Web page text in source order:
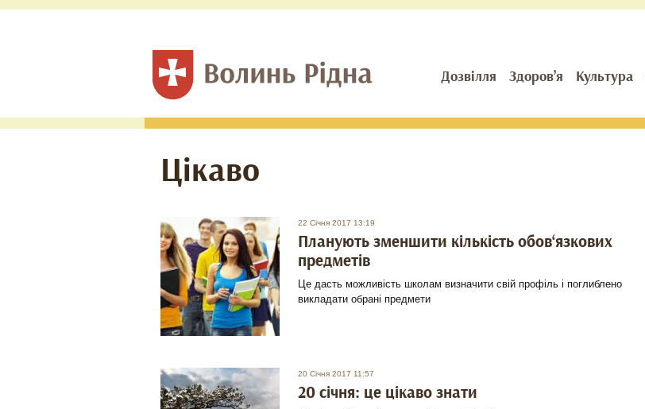
Дозвілля Здоров’я Культура
Цікаво
22 Січня 2017 13:19
Планують зменшити кількість обов‘язкових
предметів
Це дасть можливість школам визначити свій профіль і поглиблено
викладати обрані предмети
20 Січня 2017 11:57
20 січня: це цікаво знати